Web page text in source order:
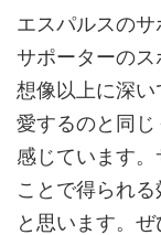
エスパルスの
サポーターの
想像以上に深
愛するのと同
感じています
ことで得られ
と思います。